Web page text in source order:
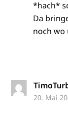
*hach*
Da
noch wo
20. Mai